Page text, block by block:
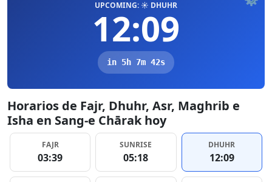
UPCOMING: ☀️ DHUHR
12:09
in 5h 7m 41s
Horarios de Fajr, Dhuhr, Asr, Maghrib e
Isha en Sang-e Chārak hoy
FAJR
03:39
SUNRISE
05:18
DHUHR
12:09